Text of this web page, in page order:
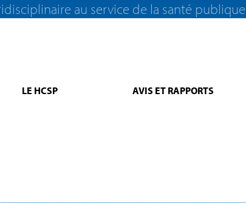
au service de la santé publique
LE HCSP AVIS ET RAPPORTS